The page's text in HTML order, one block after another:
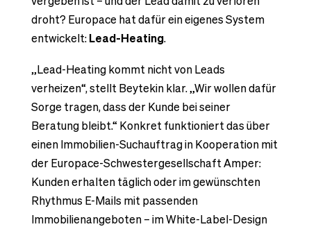
droht? Europace hat dafür ein eigenes System
entwickelt:Lead-Heating.
„Lead-Heating kommt nicht von Leads
verheizen“, stellt Beytekin klar. „Wir wollen dafür
Sorge tragen, dass der Kunde bei seiner
Beratung bleibt.“ Konkret funktioniert das über
einen Immobilien-Suchauftrag in Kooperation mit
der Europace-Schwestergesellschaft Amper:
Kunden erhalten täglich oder im gewünschten
Rhythmus E-Mails mit passenden
Immobilienangeboten – im White-Label-Design